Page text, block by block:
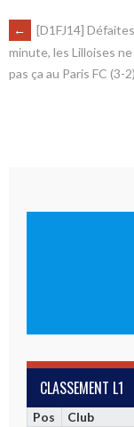
←
[D1FJ14]
minute, les Lilloises
pas ça au Paris FC (3-2)
CLASSEMENT L1
Pos Club